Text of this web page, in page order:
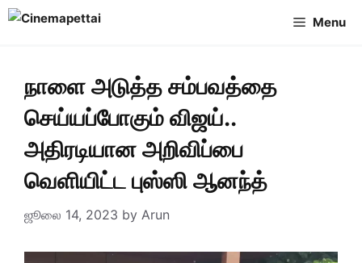
Skip
Menu
நாளை அடுத்த சம்பவத்தை
செய்யப்போகும் விஜய்..
அதிரடியான அறிவிப்பை
வெளியிட்ட புஸ்ஸி ஆனந்த்
ஜூலை 14, 2023 by Arun